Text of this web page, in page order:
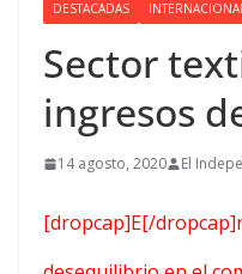
DESTACADAS
Sector
ingresos
14 agosto, 2020 El
[dropcap]E[/